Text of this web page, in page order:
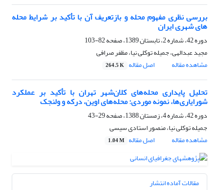
بررسی نظری مفهوم محله و بازتعریف آن با تأکید بر شرایط محله
های شهری ایران
دوره 42، شماره 2، تابستان 1389، صفحه
82-103
مجید عبدالهی، جمیله توکلی نیا، مظفر صرافی
مشاهده مقاله
اصل مقاله 264.5 K
تحلیل پایداری محله‌های کلان‌شهر تهران با تأکید بر عملکرد
شورایاری‌ها، نمونه موردی: محله‌های اوین، درکه و ولنجک
دوره 42، شماره 4، زمستان 1388، صفحه
29-43
جمیله توکلی نیا، منصور استادی سیسی
مشاهده مقاله
اصل مقاله 1.04 M
مقالات آماده انتشار